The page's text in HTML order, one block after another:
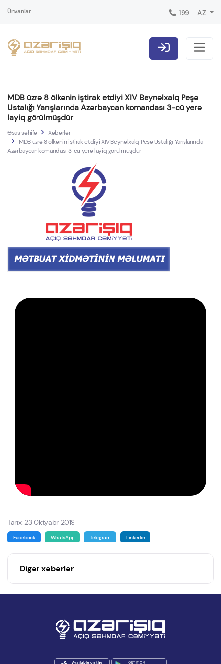
Ünvanlar 199 AZ
MDB üzrə 8 ölkənin iştirak etdiyi XIV Beynəlxalq Peşə
Ustalığı Yarışlarında Azərbaycan komandası 3-cü yerə
layiq görülmüşdür
Əsas səhifə
Xəbərlər
MDB üzrə 8 ölkənin iştirak etdiyi XIV Beynəlxalq Peşə Ustalığı Yarışlarında
Azərbaycan komandası 3-cü yerə layiq görülmüşdür
Tarix: 23 Oktyabr 2019
Facebook WhatsApp Telegram Linkedin
Digər xəbərlər